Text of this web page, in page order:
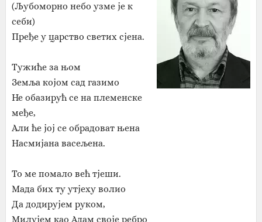
(Љубоморно небо узме је к
себи)
Пређе у царство светих сјена.
Тужиће за њом
Земља којом сад газимо
Не обазирућ се на племенске
међе,
Али ће јој се обрадоват њена
Насмијана васељена.
То ме помало већ тјеши.
Мада бих ту утјеху волио
Да додирујем руком,
Милујем као Адам своје ребро